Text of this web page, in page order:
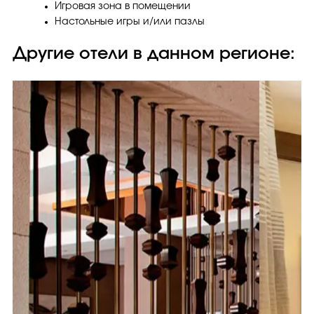
Игровая зона в помещении
Настольные игры и/или пазлы
Другие отели в данном регионе: